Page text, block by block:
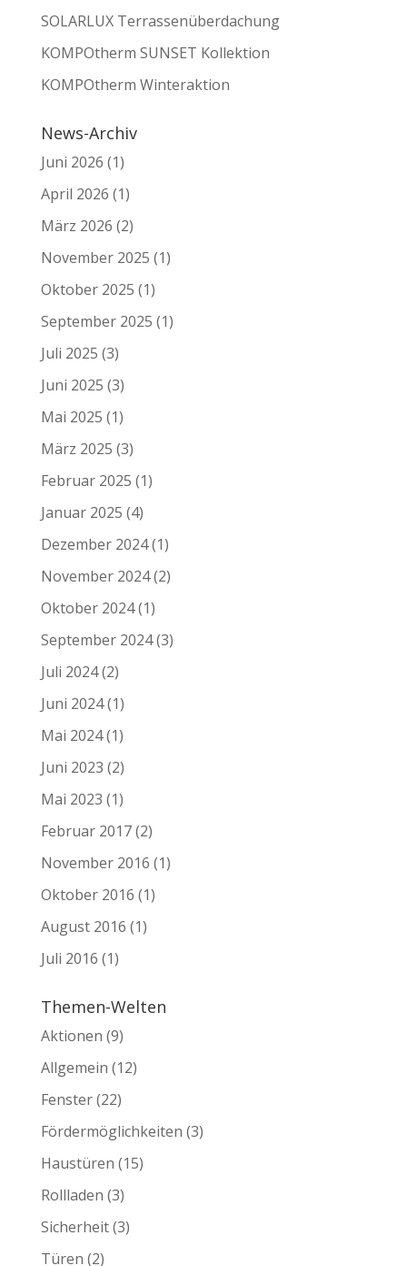
SOLARLUX Terrassenüberdachung
KOMPOtherm SUNSET Kollektion
KOMPOtherm Winteraktion
News-Archiv
Juni 2026 (1)
April 2026 (1)
März 2026 (2)
November 2025 (1)
Oktober 2025 (1)
September 2025 (1)
Juli 2025 (3)
Juni 2025 (3)
Mai 2025 (1)
März 2025 (3)
Februar 2025 (1)
Januar 2025 (4)
Dezember 2024(1)
November 2024(2)
Oktober 2024(1)
September 2024(3)
Juli 2024(2)
Juni 2024(1)
Mai 2024(1)
Juni 2023 (2)
Mai 2023 (1)
Februar 2017(2)
November 2016 (1)
Oktober 2016 (1)
August 2016 (1)
Juli 2016 (1)
Themen-Welten
Aktionen (9)
Allgemein (12)
Fenster(22)
Fördermöglichkeiten (3)
Haustüren (15)
Rollladen (3)
Sicherheit(3)
Türen (2)